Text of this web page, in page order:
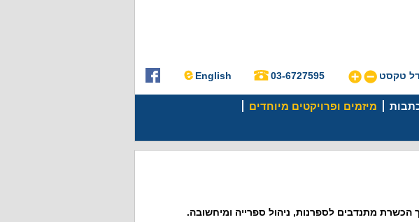
English 03-6727595 טקסט
מיזמים ופרויקטים מיוחדים
מתנדבים לספרנות, ניהול ספרייה ומיחשובה.